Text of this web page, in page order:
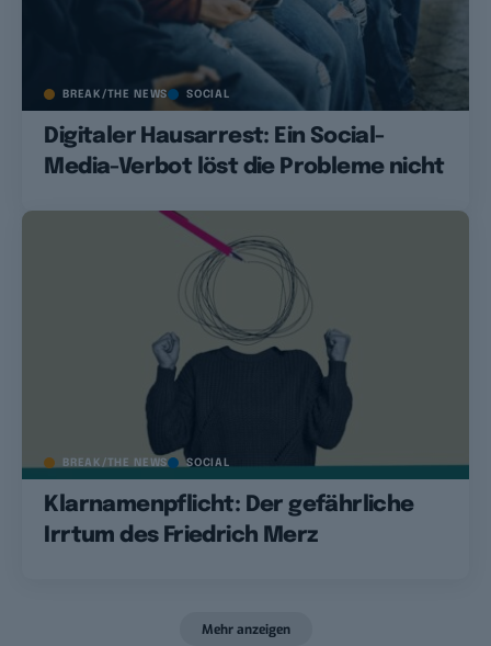
BREAK/THE NEWS SOCIAL
Digitaler Hausarrest: Ein Social-
Media-Verbot löst die Probleme nicht
BREAK/THE NEWS SOCIAL
Klarnamenpflicht: Der gefährliche
Irrtum des Friedrich Merz
Mehr anzeigen